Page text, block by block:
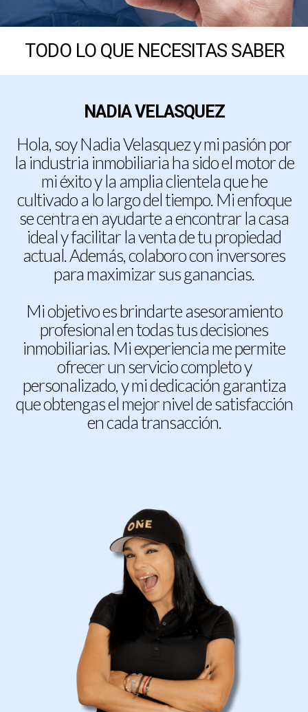
TODO LO QUE NECESITAS SABER
NADIA VELASQUEZ
Hola, soy Nadia Velasquez y mi pasión por
la industria inmobiliaria ha sido el motor de
mi éxito y la amplia clientela que he
cultivado a lo largo del tiempo. Mi enfoque
se centra en ayudarte a encontrar la casa
ideal y facilitar la venta de tu propiedad
actual. Además, colaboro con inversores
para maximizar sus ganancias.
Mi objetivo es brindarte asesoramiento
profesional en todas tus decisiones
inmobiliarias. Mi experiencia me permite
ofrecer un servicio completo y
personalizado, y mi dedicación garantiza
que obtengas el mejor nivel de satisfacción
en cada transacción.